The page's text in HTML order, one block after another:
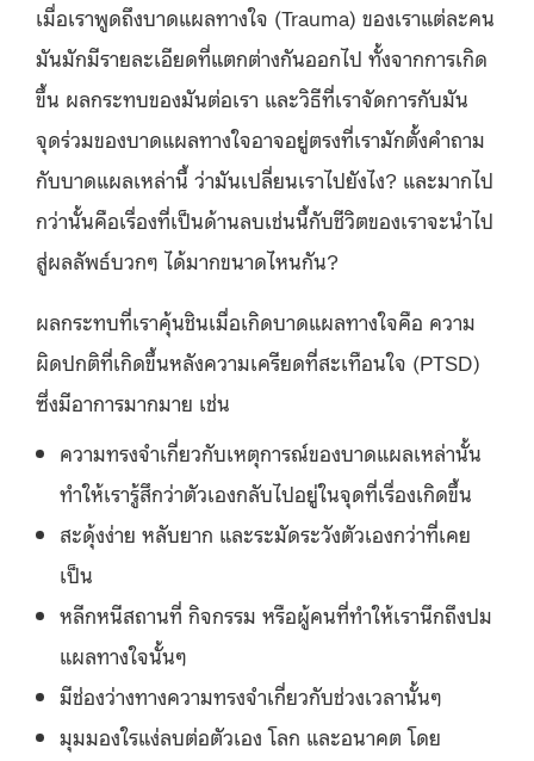
เมื่อเราพูดถึงบาดแผลทางใจ (Trauma) ของเราแต่ละคน
มันมักมีรายละเอียดที่แตกต่างกันออกไป ทั้งจากการเกิด
ขึ้น ผลกระทบของมันต่อเรา และวิธีที่เราจัดการกับมัน
จุดร่วมของบาดแผลทางใจอาจอยู่ตรงที่เรามักตั้งคำถาม
กับบาดแผลเหล่านี้ ว่ามันเปลี่ยนเราไปยังไง? และมากไป
กว่านั้นคือเรื่องที่เป็นด้านลบเช่นนี้กับชีวิตของเราจะนำไป
สู่ผลลัพธ์บวกๆ ได้มากขนาดไหนกัน?
ผลกระทบที่เราคุ้นชินเมื่อเกิดบาดแผลทางใจคือ ความ
ผิดปกติที่เกิดขึ้นหลังความเครียดที่สะเทือนใจ (PTSD)
ซึ่งมีอาการมากมาย เช่น
ความทรงจำเกี่ยวกับเหตุการณ์ของบาดแผลเหล่านั้น
ทำให้เรารู้สึกว่าตัวเองกลับไปอยู่ในจุดที่เรื่องเกิดขึ้น
สะดุ้งง่าย หลับยาก และระมัดระวังตัวเองกว่าที่เคย
เป็น
หลีกหนีสถานที่ กิจกรรม หรือผู้คนที่ทำให้เรานึกถึงปม
แผลทางใจนั้นๆ
มีช่องว่างทางความทรงจำเกี่ยวกับช่วงเวลานั้นๆ
มุมมองใรแง่ลบต่อตัวเอง โลก และอนาคต โดย